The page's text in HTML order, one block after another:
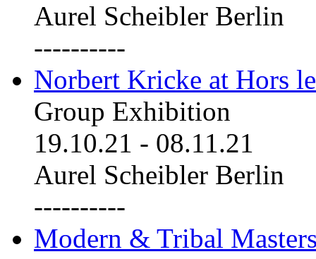
Aurel Scheibler Berlin
----------
Norbert Kricke at Hors
Group Exhibition
19.10.21 - 08.11.21
Aurel Scheibler Berlin
----------
Modern & Tribal